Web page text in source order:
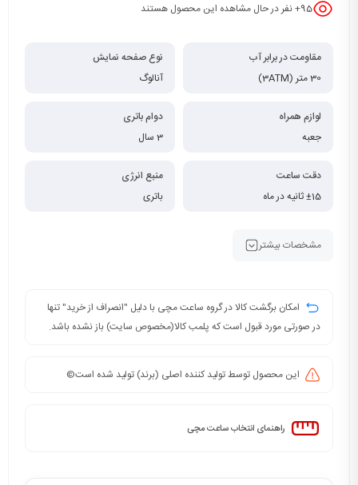
95+ نفر در حال مشاهده این محصول هستند
مقاومت در برابر آب
30 متر (3ATM)
نوع صفحه نمایش
آنالوگ
لوازم همراه
جعبه
دوام باتری
3 سال
دقت ساعت
±15 ثانیه در ماه
منبع انرژی
باتری
مشخصات بیشتر
امکان برگشت کالا در گروه ساعت مچی با دلیل "انصراف از خرید" تنها
در صورتی مورد قبول است که پلمب کالا(مخصوص سایت) باز نشده باشد.
این محصول توسط تولید کننده اصلی (برند) تولید شده است©️
راهنمای انتخاب ساعت مچی